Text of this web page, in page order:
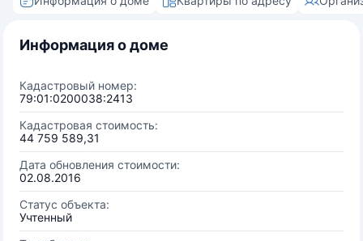
Информация о доме
Кадастровый номер:
79:01:0200038:2413
Кадастровая стоимость:
44 759 589,31
Дата обновления стоимости:
02.08.2016
Статус объекта:
Учтенный